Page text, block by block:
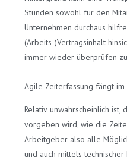
Stunden sowohl für den
Unternehmen durchaus
(Arbeits-)Vertragsinhalt
immer wieder überprüfen
Agile Zeiterfassung fängt im
Relativ unwahrscheinlich
vorgeben wird, wie die
Arbeitgeber also alle
und auch mittels